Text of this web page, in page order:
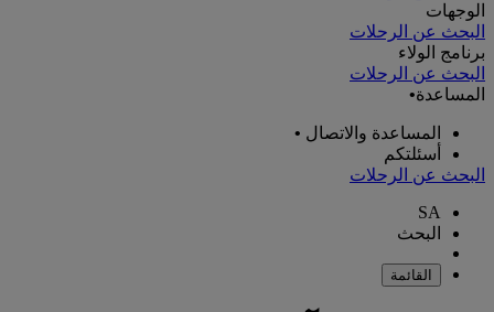
الوجهات
البحث عن الرحلات
برنامج الولاء
البحث عن الرحلات
المساعدة•
المساعدة والاتصال •
أسئلتكم
البحث عن الرحلات
SA
البحث
القائمة